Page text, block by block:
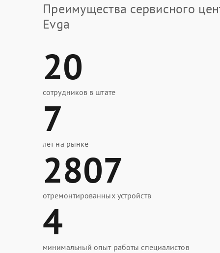
Преимущества сервисного
Evga
20
сотрудников в штате
7
лет на рынке
2807
отремонтированных устройств
4
минимальный опыт работы специалистов